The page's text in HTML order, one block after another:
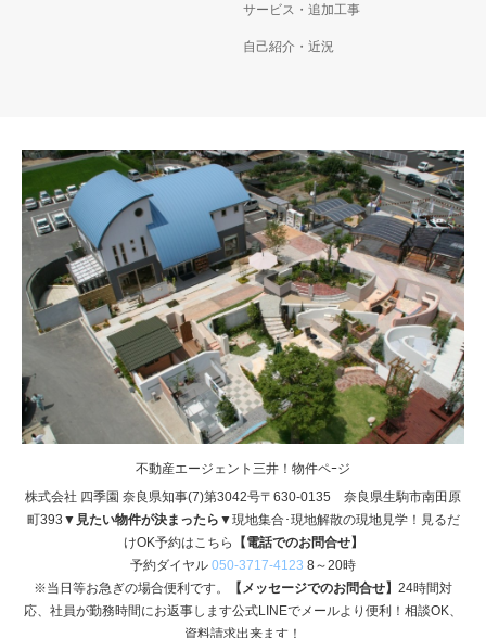
サービス・追加工事
自己紹介・近況
不動産エージェント三井！物件ペｰジ
株式会社 四季園 奈良県知事(7)第3042号〒630-0135 奈良県生駒市南田原
町393 ▼見たい物件が決まったら▼現地集合･現地解散の現地見学！見るだ
けOK予約はこちら
【電話でのお問合せ】
予約ダイヤル 050-3717-4123 8～20時
※当日等お急ぎの場合便利です。
【メッセージでのお問合せ】 24時間対
応、社員が勤務時間にお返事します公式LINEでメールより便利！相談OK、
資料請求出来ます！